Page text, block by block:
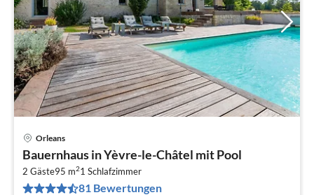
Orleans
Bauernhaus in Yèvre-le-Châtel mit Pool
2 Gäste95 m21 Schlafzimmer
81 Bewertungen